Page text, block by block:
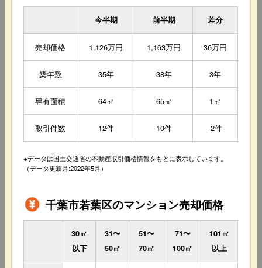
今半期 前半期 差分
売却価格 1,126万円 1,163万円 36万円
築年数 35年 38年 3年
専有面積 64㎡ 65㎡ 1㎡
取引件数 12件 10件 -2件
※データは国土交通省の不動産取引価格情報をもとに表示しています。
（データ更新月:2022年5月）
千葉市若葉区のマンション売却価格
30㎡
以下
31〜
50㎡
51〜
70㎡
71〜
100㎡
101㎡
以上